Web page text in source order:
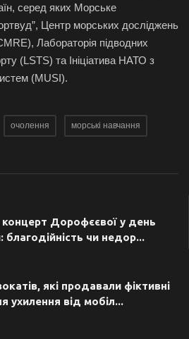
серед яких Морське
Центр морських досліджень
Лабораторія підводних
(LSTS) та Ініціатива НАТО з
(MUSI).
очолення морські навчання
Дорофєєвої у день
благодійність чи недор...
які продавали фіктивні
ухилення від мобіл...